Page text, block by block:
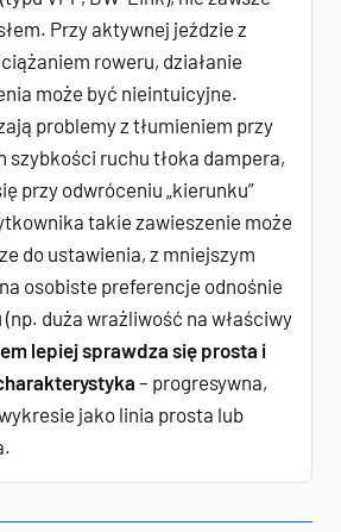
Przy aktywnej jeździe z
roweru, działanie
może być nieintuicyjne.
problemy z tłumieniem przy
szybkości ruchu tłoka dampera,
przy odwróceniu „kierunku”
takie zawieszenie może
do ustawienia, z mniejszym
osobiste preferencje odnośnie
(np. duża wrażliwość na właściwy
lepiej sprawdza się prosta i
– progresywna,
jako linia prosta lub